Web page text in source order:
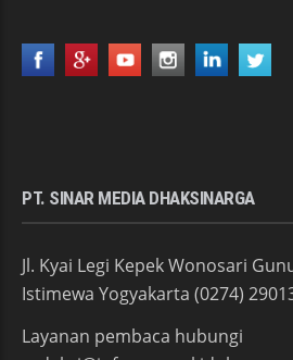
PT. SINAR MEDIA DHAKSINARGA
Jl. Kyai Legi Kepek Wonosari
Istimewa Yogyakarta (0274)
Layanan pembaca hubungi